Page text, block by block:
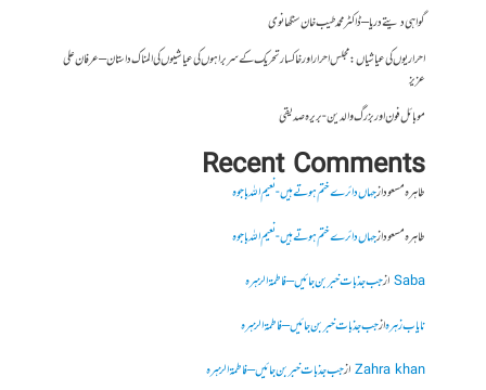
گواہی دیتے دریا – ڈاکٹر محمد طیب خان سنگھانوی
احراریوں کی عیاشیاں : مجلس احرار اور خاکسار تحریک کے سربراہوں کی عیاشیوں کی المناک داستان – عرفان علی
عزیز
موبائل فون اور بزرگ والدین- بریرہ صدیقی
Recent Comments
طاہرہ مسعودازجہاں دائرے ختم ہوتے ہیں- نعیم اللہ باجوہ
طاہرہ مسعودازجہاں دائرے ختم ہوتے ہیں- نعیم اللہ باجوہ
Sabaازجب جذبات خبر بن جائیں – فاطمۃالزہرہ
نایاب زہرہازجب جذبات خبر بن جائیں – فاطمۃالزہرہ
Zahra khanازجب جذبات خبر بن جائیں – فاطمۃالزہرہ